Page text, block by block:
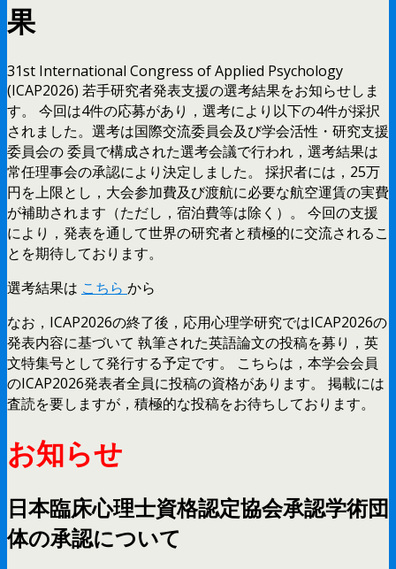
果
31st International Congress of Applied Psychology
(ICAP2026) 若手研究者発表支援の選考結果をお知らせしま
す。 今回は4件の応募があり，選考により以下の4件が採択
されました。選考は国際交流委員会及び学会活性・研究支援
委員会の 委員で構成された選考会議で行われ，選考結果は
常任理事会の承認により決定しました。 採択者には，25万
円を上限とし，大会参加費及び渡航に必要な航空運賃の実費
が補助されます（ただし，宿泊費等は除く）。 今回の支援
により，発表を通して世界の研究者と積極的に交流されるこ
とを期待しております。
選考結果は こちら から
なお，ICAP2026の終了後，応用心理学研究ではICAP2026の
発表内容に基づいて 執筆された英語論文の投稿を募り，英
文特集号として発行する予定です。 こちらは，本学会会員
のICAP2026発表者全員に投稿の資格があります。 掲載には
査読を要しますが，積極的な投稿をお待ちしております。
お知らせ
日本臨床心理士資格認定協会承認学術団
体の承認について